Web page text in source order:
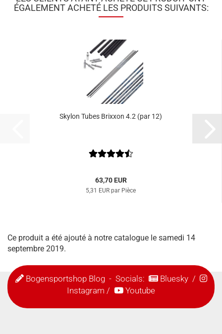
ÉGALEMENT ACHETÉ LES PRODUITS SUIVANTS:
Skylon Tubes Brixxon 4.2 (par 12)
63,70 EUR
5,31 EUR par Pièce
Ce produit a été ajouté à notre catalogue le samedi 14
septembre 2019.
Bogensportshop Blog- Socials: Bluesky/
Instagram / Youtube